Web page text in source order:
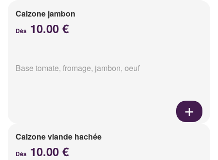
Calzone jambon
Dès 10.00 €
Base tomate, fromage, jambon, oeuf
Calzone viande hachée
Dès 10.00 €